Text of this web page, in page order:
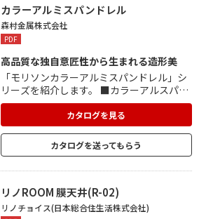
ネジを使わないため、ネジ頭を隠す施工が
必要なく意匠性に優れています。
カラーアルミスパンドレル
森村金属株式会社
PDF
高品質な独自意匠性から生まれる造形美
「モリソンカラーアルミスパンドレル」シ
リーズを紹介します。 ■カラーアルスパン
ドレルシリーズ 0.6シリーズ 0.8シリーズ 1.
0シリーズ ■リブシリーズ ■アルミランバ
ースパンドレル木目調シリーズ 0.6シリー
ズ 0.9シリーズ ■脱着システムらくらくス
パン ■遮音スパンドレル 天井空間を演出す
カタログを見る
カタログを送ってもらう
リノROOM 膜天井(R-02)
リノチョイス(日本総合住生活株式会社)